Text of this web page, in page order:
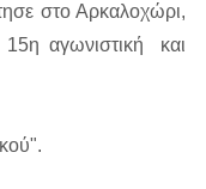
στο Αρκαλοχώρι,
αγωνιστική και